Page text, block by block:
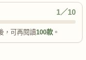
1／10
，可再閱讀100款 。